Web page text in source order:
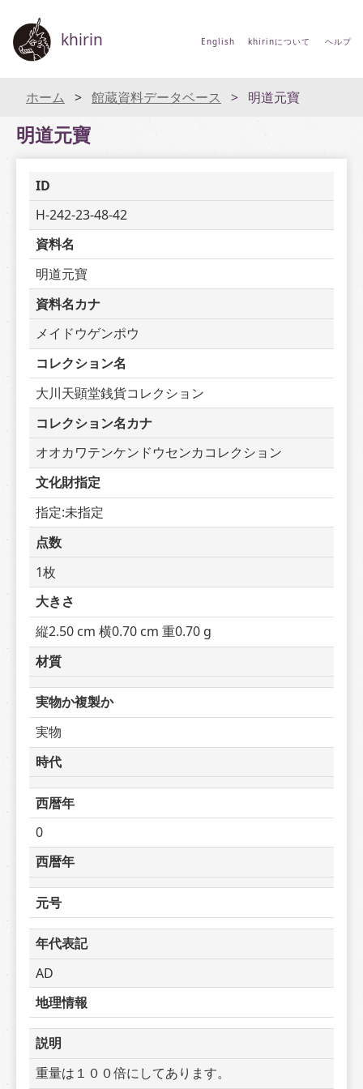
khirin English khirinについて ヘルプ
ホーム 館蔵資料データベース 明道元寶
明道元寶
ID
H-242-23-48-42
資料名
明道元寶
資料名カナ
メイドウゲンポウ
コレクション名
大川天顕堂銭貨コレクション
コレクション名カナ
オオカワテンケンドウセンカコレクション
文化財指定
指定:未指定
点数
1枚
大きさ
縦2.50 cm 横0.70 cm 重0.70 g
材質
実物か複製か
実物
時代
西暦年
0
西暦年
元号
年代表記
AD
地理情報
説明
重量は１００倍にしてあります。